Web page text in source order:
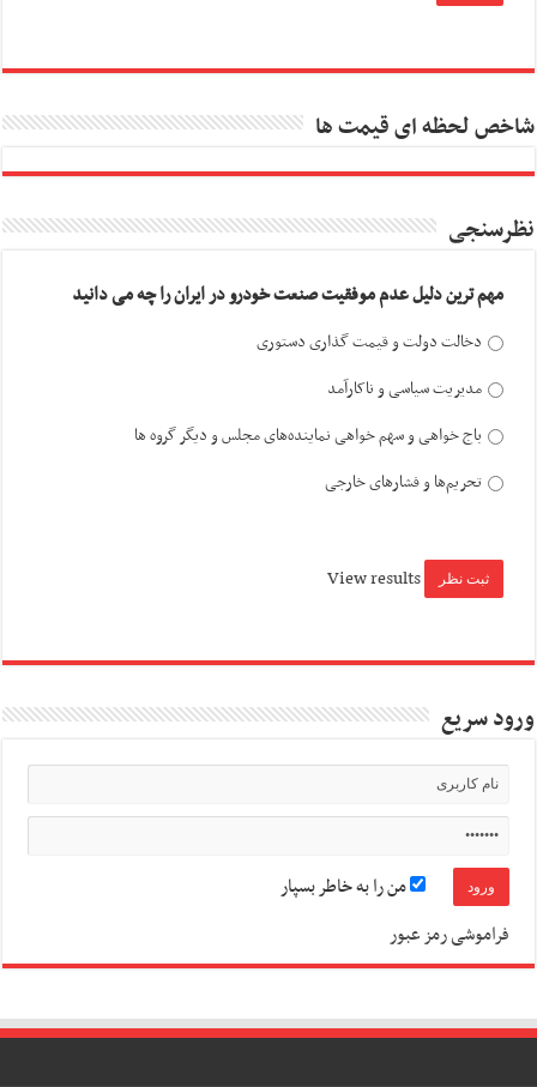
شاخص لحظه ای قیمت ها
نظرسنجی
مهم ترین دلیل عدم موفقیت صنعت خودرو در ایران را چه می دانید
دخالت دولت و قیمت گذاری دستوری
مدیریت سیاسی و ناکارآمد
باج خواهی و سهم خواهی نماینده‌های مجلس و دیگر گروه ها
تحریم‌ها و فشارهای خارجی
View results
ورود سریع
من را به خاطر بسپار
فراموشی رمز عبور